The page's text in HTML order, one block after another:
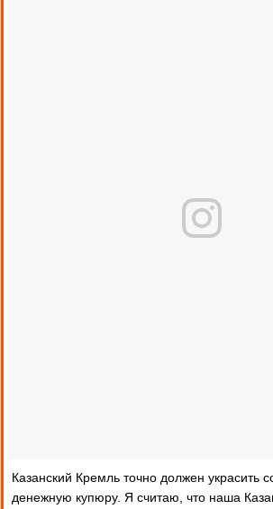
Казанский Кремль точно должен украсить
денежную купюру. Я считаю, что наша